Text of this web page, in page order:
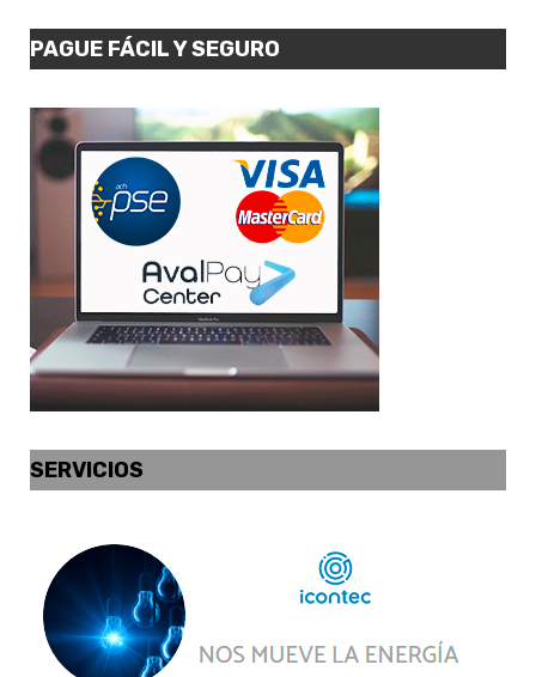
PAGUE FÁCIL Y SEGURO
SERVICIOS